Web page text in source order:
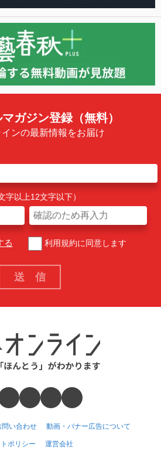
ガジン登録（無料）
ンの最新情報をお届け
字以上12文字以下）
る 利用規約に同意します
問い合わせ 動画・バナー広告について
ポリシー 運営会社